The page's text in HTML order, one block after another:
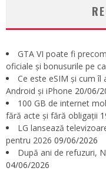
GTA VI poate fi
oficiale și bonusurile pe
Ce este eSIM și cum îl
Android și iPhone 20/06/
100 GB de internet
fără acte și fără obligații
LG lansează
pentru 2026 09/06/2026
După ani de refuzuri,
04/06/2026